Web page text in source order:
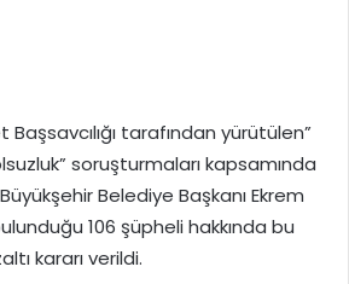
tarafından yürütülen”
soruşturmaları kapsamında
Belediye Başkanı Ekrem
106 şüpheli hakkında bu
kararı verildi.